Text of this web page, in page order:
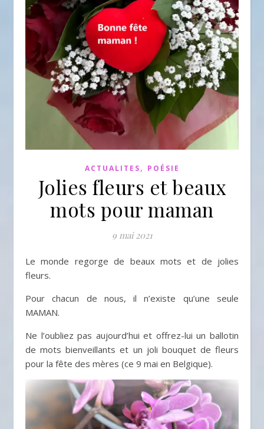
ACTUALITES, POÉSIE
Jolies fleurs et beaux
mots pour maman
9 mai 2021
Le monde regorge de beaux mots et de jolies
fleurs.
Pour chacun de nous, il n’existe qu’une seule
MAMAN.
Ne l’oubliez pas aujourd’hui et offrez-lui un ballotin
de mots bienveillants et un joli bouquet de fleurs
pour la fête des mères (ce 9 mai en Belgique).